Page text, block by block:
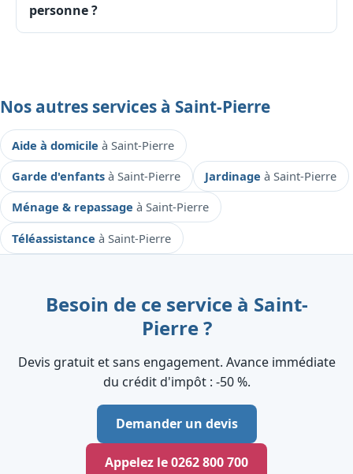
personne ?
Nos autres services à Saint-Pierre
Aide à domicileà Saint-Pierre
Garde d'enfantsà Saint-Pierre Jardinageà Saint-Pierre
Ménage & repassageà Saint-Pierre
Téléassistanceà Saint-Pierre
Besoin de ce service à Saint-
Pierre ?
Devis gratuit et sans engagement. Avance immédiate
du crédit d'impôt : ‑50 %.
Demander un devis
Appelez le 0262 800 700